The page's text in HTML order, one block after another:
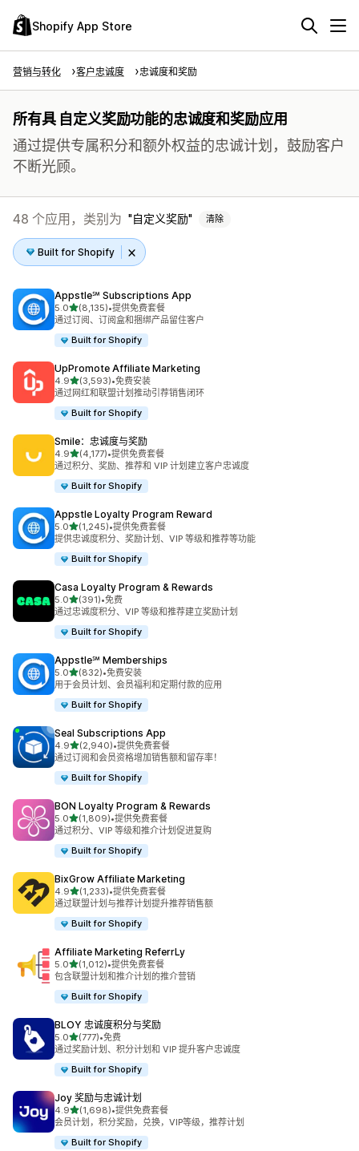
Shopify App Store
营销与转化 客户忠诚度 忠诚度和奖励
所有具 自定义奖励功能的忠诚度和奖励应用
通过提供专属积分和额外权益的忠诚计划，鼓励客户
不断光顾。
48 个应用，类别为 自定义奖励 清除
Built for Shopify
Appstle℠ Subscriptions App
5.0星（满分 5 星）
(8,135)
总共 8135 条评论
•提供免费套餐
通过订阅、订阅盒和捆绑产品留住客户
Built for Shopify
UpPromote Affiliate Marketing
4.9星（满分 5 星）
(3,593)
总共 3593 条评论
•免费安装
通过网红和联盟计划推动引荐销售闭环
Built for Shopify
Smile：忠诚度与奖励
4.9星（满分 5 星）
(4,177)
总共 4177 条评论
•提供免费套餐
通过积分、奖励、推荐和 VIP 计划建立客户忠诚度
Built for Shopify
Appstle Loyalty Program Reward
5.0星（满分 5 星）
(1,245)
总共 1245 条评论
•提供免费套餐
提供忠诚度积分、奖励计划、VIP 等级和推荐等功能
Built for Shopify
Casa Loyalty Program & Rewards
5.0星（满分 5 星）
(391)
总共 391 条评论
•免费
通过忠诚度积分、VIP 等级和推荐建立奖励计划
Built for Shopify
Appstle℠ Memberships
5.0星（满分 5 星）
(832)
总共 832 条评论
•免费安装
用于会员计划、会员福利和定期付款的应用
Built for Shopify
Seal Subscriptions App
4.9星（满分 5 星）
(2,940)
总共 2940 条评论
•提供免费套餐
通过订阅和会员资格增加销售额和留存率！
Built for Shopify
BON Loyalty Program & Rewards
5.0星（满分 5 星）
(1,809)
总共 1809 条评论
•提供免费套餐
通过积分、VIP 等级和推介计划促进复购
Built for Shopify
BixGrow Affiliate Marketing
4.9星（满分 5 星）
(1,233)
总共 1233 条评论
•提供免费套餐
通过联盟计划与推荐计划提升推荐销售额
Built for Shopify
Affiliate Marketing ReferrLy
5.0星（满分 5 星）
(1,012)
总共 1012 条评论
•提供免费套餐
包含联盟计划和推介计划的推介营销
Built for Shopify
BLOY 忠诚度积分与奖励
5.0星（满分 5 星）
(777)
总共 777 条评论
•免费
通过奖励计划、积分计划和 VIP 提升客户忠诚度
Built for Shopify
Joy 奖励与忠诚计划
4.9星（满分 5 星）
(1,698)
总共 1698 条评论
•提供免费套餐
会员计划，积分奖励，兑换，VIP等级，推荐计划
Built for Shopify